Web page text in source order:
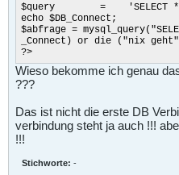
$query = 'SELECT *
echo $DB_Connect;
$abfrage =
_Connect) or die ("nix
?>
Wieso bekomme ich genau
???
Das ist nicht die erste DB
verbindung steht ja auch !!!
!!!
Stichworte: -